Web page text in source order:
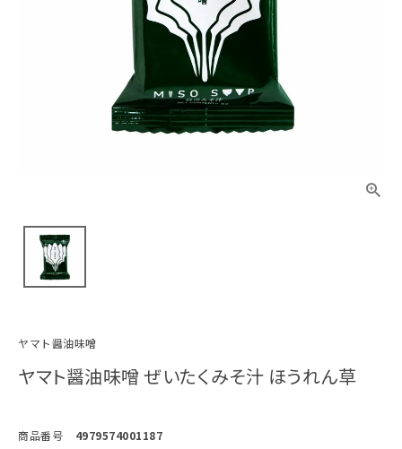
ヤマト醤油味噌
ヤマト醤油味噌 ぜいたくみそ汁 ほうれん草
商品番号 4979574001187